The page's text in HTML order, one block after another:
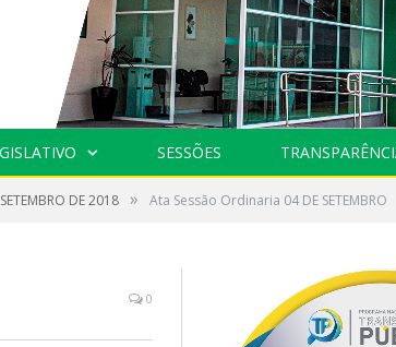
SESSÕES
DE 2018 » Ata Sessão Ordinaria 04 DE SETEMBRO
0